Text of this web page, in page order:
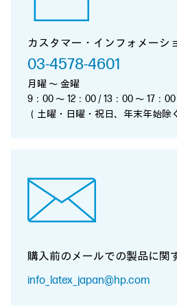
カスタマー・インフォメーシ
03-4578-4601
月曜 ～ 金曜
9：00 ～ 12：00 / 13：00 ～ 17：00
（土曜・日曜・祝日、年末年始除
購入前のメールでの製品に関
info_latex_japan@hp.com